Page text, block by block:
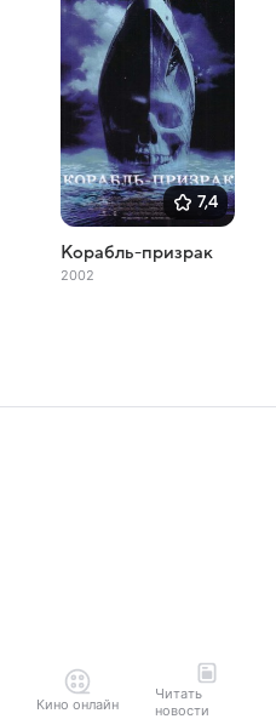
7,4
Корабль-призрак
2002
Кино онлайн
Читать
новости